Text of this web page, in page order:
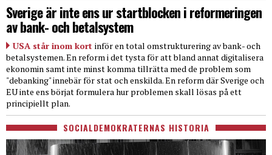
Sverige är inte ens ur startblocken i reformeringen
av bank- och betalsystem
USA står inom kort inför en total omstrukturering av bank- och
betalsystemen. En reform i det tysta för att bland annat digitalisera
ekonomin samt inte minst komma tillrätta med de problem som
"debanking" innebär för stat och enskilda. En reform där Sverige och
EU inte ens börjat formulera hur problemen skall lösas på ett
principiellt plan.
SOCIALDEMOKRATERNAS HISTORIA